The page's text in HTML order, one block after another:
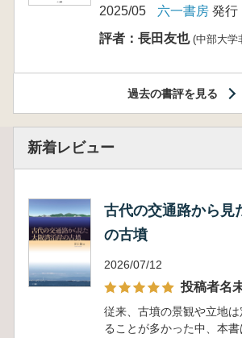
2025/05
六一書房 発行
評者：長田友也 (中部大学
過去の書評を見る
新着レビュー
古代の交通路から見
の古墳
2026/07/12
投稿者名
従来、古墳の景観や立地
ることが多かった中、本